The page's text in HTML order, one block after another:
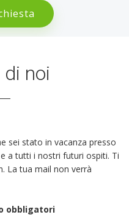
noi
sei stato in vacanza presso
a tutti i nostri futuri ospiti. Ti
La tua mail non verrà
obbligatori